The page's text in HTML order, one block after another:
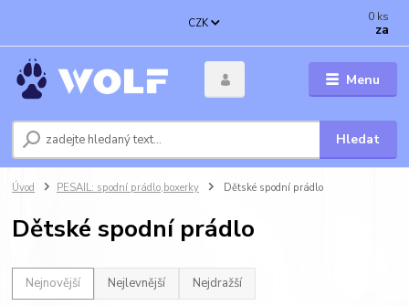
Menu
CZK
Hledat
0 ks
za
Úvod PESAIL: spodní prádlo,boxerky Dětské spodní prádlo
Dětské spodní prádlo
Nejnovější Nejlevnější Nejdražší